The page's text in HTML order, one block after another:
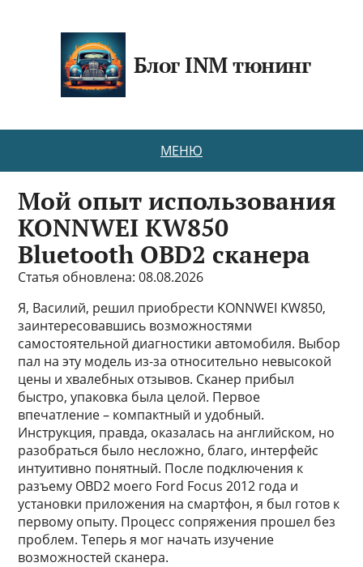
Блог INM тюнинг
МЕНЮ
Мой опыт использования
KONNWEI KW850
Bluetooth OBD2 сканера
Статья обновлена: 08.08.2026
Я, Василий, решил приобрести KONNWEI KW850,
заинтересовавшись возможностями
самостоятельной диагностики автомобиля. Выбор
пал на эту модель из-за относительно невысокой
цены и хвалебных отзывов. Сканер прибыл
быстро, упаковка была целой. Первое
впечатление – компактный и удобный.
Инструкция, правда, оказалась на английском, но
разобраться было несложно, благо, интерфейс
интуитивно понятный. После подключения к
разъему OBD2 моего Ford Focus 2012 года и
установки приложения на смартфон, я был готов к
первому опыту. Процесс сопряжения прошел без
проблем. Теперь я мог начать изучение
возможностей сканера.